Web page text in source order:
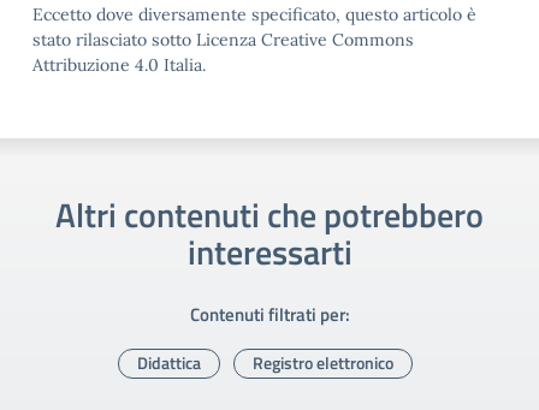
Eccetto dove diversamente specificato, questo articolo è
stato rilasciato sotto Licenza Creative Commons
Attribuzione 4.0 Italia.
Altri contenuti che potrebbero
interessarti
Contenuti filtrati per:
Didattica Registro elettronico